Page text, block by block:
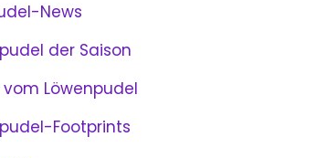
News
der Saison
vom Löwenpudel
Footprints